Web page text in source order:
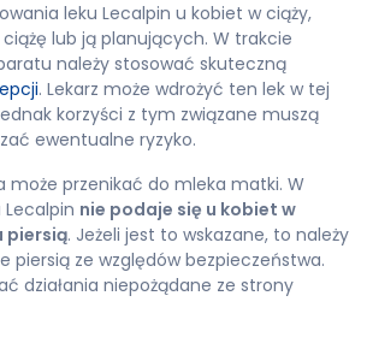
leku Lecalpin u kobiet w ciąży,
lub ją planujących. W trakcie
należy stosować skuteczną
. Lekarz może wdrożyć ten lek w tej
korzyści z tym związane muszą
ewentualne ryzyko.
może przenikać do mleka matki. W
nie podaje się u kobiet w
piersią. Jeżeli jest to wskazane, to należy
piersią ze względów bezpieczeństwa.
działania niepożądane ze strony